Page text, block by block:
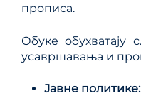
прописа.
Обуке обухватају
усавршавања и
Јавне политике: